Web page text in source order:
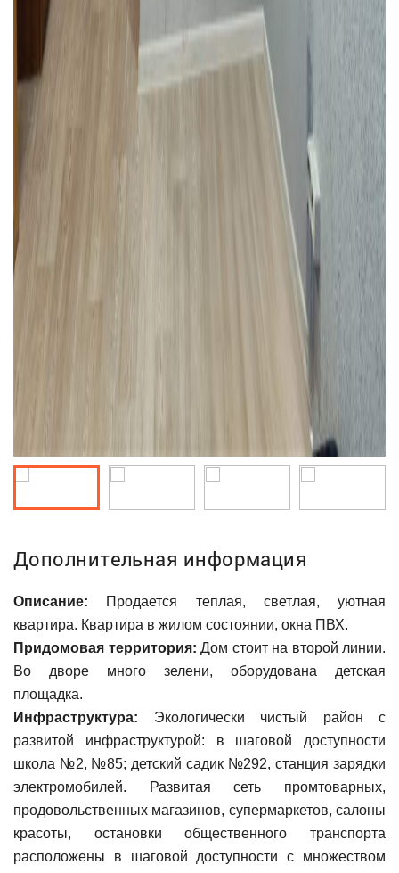
Дополнительная информация
Описание: Продается теплая, светлая, уютная
квартира. Квартира в жилом состоянии, окна ПВХ.
Придомовая территория: Дом стоит на второй линии.
Во дворе много зелени, оборудована детская
площадка.
Инфраструктура: Экологически чистый район с
развитой инфраструктурой: в шаговой доступности
школа №2, №85; детский садик №292, станция зарядки
электромобилей. Развитая сеть промтоварных,
продовольственных магазинов, супермаркетов, салоны
красоты, остановки общественного транспорта
расположены в шаговой доступности с множеством